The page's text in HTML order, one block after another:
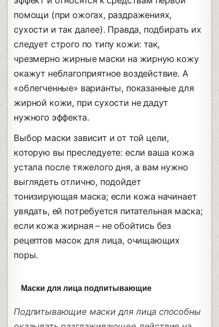
помощи (при ожогах, раздражениях,
сухости и так далее). Правда, подбирать их
следует строго по типу кожи: так,
чрезмерно жирные маски на жирную кожу
окажут неблагоприятное воздействие. А
«облегченные» варианты, показанные для
жирной кожи, при сухости не дадут
нужного эффекта.
Выбор маски зависит и от той цели,
которую вы преследуете: если ваша кожа
устала после тяжелого дня, а вам нужно
выглядеть отлично, подойдет
тонизирующая маска; если кожа начинает
увядать, ей потребуется питательная маска;
если кожа жирная – не обойтись без
рецептов масок для лица, очищающих
поры.
Маски для лица подпитывающие
Подпитывающие маски для лица способны